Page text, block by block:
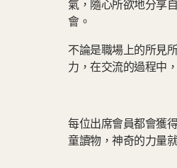
氣，隨心所欲地分享
會。
不論是職場上的所見
力，在交流的過程中
每位出席會員都會獲
童讀物，神奇的力量